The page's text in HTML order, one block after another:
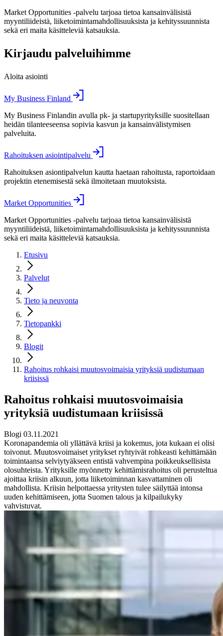
Market Opportunities -palvelu tarjoaa tietoa kansainvälisistä
myyntiliideistä, liiketoimintamahdollisuuksista ja kehityssuunnista
sekä eri maita käsitteleviä katsauksia.
Kirjaudu palveluihimme
Aloita asiointi
My Business Finland
My Business Finlandin avulla pk- ja startupyrityksille suositellaan
heidän tilanteeseensa sopivia kasvun ja kansainvälistymisen
palveluita.
Rahoituksen asiointipalvelu
Rahoituksen asiontipalvelun kautta haetaan rahoitusta, raportoidaan
projektin etenemisestä sekä ilmoitetaan muutoksista.
Market Opportunities
Market Opportunities -palvelu tarjoaa tietoa kansainvälisistä
myyntiliideistä, liiketoimintamahdollisuuksista ja kehityssuunnista
sekä eri maita käsitteleviä katsauksia.
Etusivu
Palvelut
Tieto ja neuvonta
Tietopankki
Blogit
Rahoitus rohkaisi muutosvoimaisia yrityksiä uudistumaan
kriisissä
Rahoitus rohkaisi muutosvoimaisia
yrityksiä uudistumaan kriisissä
Blogi 03.11.2021
Koronapandemia oli yllättävä kriisi ja kokemus, jota kukaan ei olisi
toivonut. Muutosvoimaiset yritykset ryhtyivät rohkeasti kehittämään
toimintaansa selviytyäkseen entistä vahvempina poikkeuksellisista
olosuhteista. Yrityksille myönnetty kehittämisrahoitus oli perusteltua
ajoittaa kriisin alkuun, jotta liiketoiminnan kasvattaminen oli
mahdollista. Kriisin helpottaessa yritysten tulee säilyttää intonsa
uuden kehittämiseen, jotta Suomen talous ja kilpailukyky
vahvistuvat.